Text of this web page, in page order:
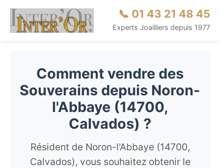
📞 01 43 21 48 45
Experts Joailliers depuis 1977
Comment vendre des
Souverains depuis Noron-
l'Abbaye (14700,
Calvados) ?
Résident de Noron-l'Abbaye (14700,
Calvados), vous souhaitez obtenir le